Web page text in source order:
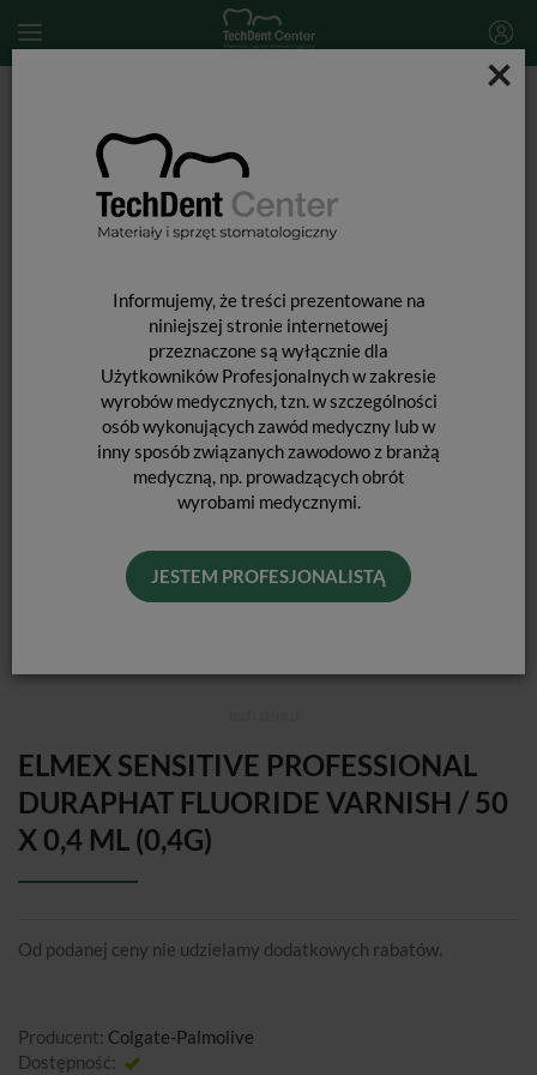
×
Informujemy, że treści prezentowane na
niniejszej stronie internetowej
przeznaczone są wyłącznie dla
Użytkowników Profesjonalnych w zakresie
wyrobów medycznych, tzn. w szczególności
osób wykonujących zawód medyczny lub w
inny sposób związanych zawodowo z branżą
medyczną, np. prowadzących obrót
wyrobami medycznymi.
JESTEM PROFESJONALISTĄ
Elmex Sensitive Professional Duraphat Fluoride Varnish / 50 x
0,4 ml (0,4g)
ELMEX SENSITIVE PROFESSIONAL
DURAPHAT FLUORIDE VARNISH / 50
X 0,4 ML (0,4G)
Od podanej ceny nie udzielamy dodatkowych rabatów.
Producent: Colgate-Palmolive
Dostępność: